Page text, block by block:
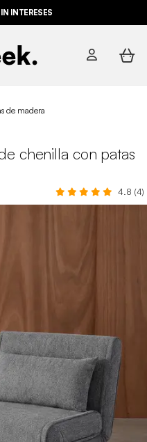
INTERESES
de madera
chenilla con patas
4.8 (4)